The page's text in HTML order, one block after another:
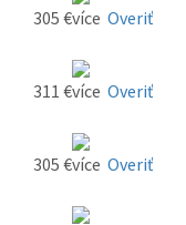
305 € Overiť
311 € Overiť
305 € Overiť